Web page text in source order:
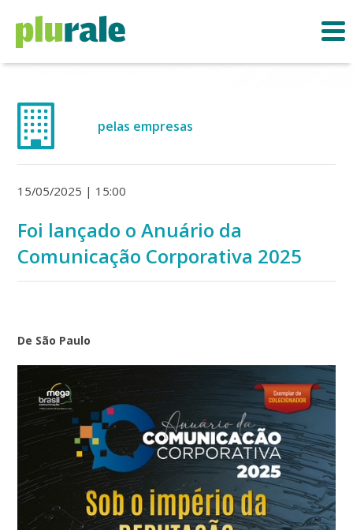
pelas empresas
15/05/2025 | 15:00
Foi lançado o Anuário da
Comunicação Corporativa 2025
De São Paulo